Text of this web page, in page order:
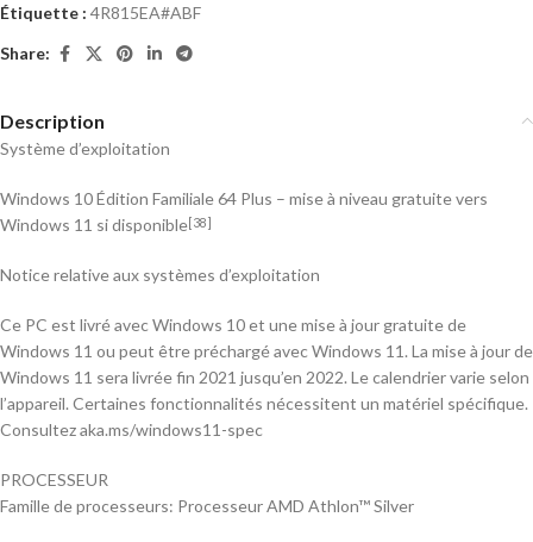
Étiquette : 4R815EA#ABF
Share:
Description
Système d’exploitation
Windows 10 Édition Familiale 64 Plus – mise à niveau gratuite vers
Windows 11 si disponible [38]
Notice relative aux systèmes d’exploitation
Ce PC est livré avec Windows 10 et une mise à jour gratuite de
Windows 11 ou peut être préchargé avec Windows 11. La mise à jour de
Windows 11 sera livrée fin 2021 jusqu’en 2022. Le calendrier varie selon
l’appareil. Certaines fonctionnalités nécessitent un matériel spécifique.
Consultez aka.ms/windows11-spec
PROCESSEUR
Famille de processeurs: Processeur AMD Athlon™ Silver